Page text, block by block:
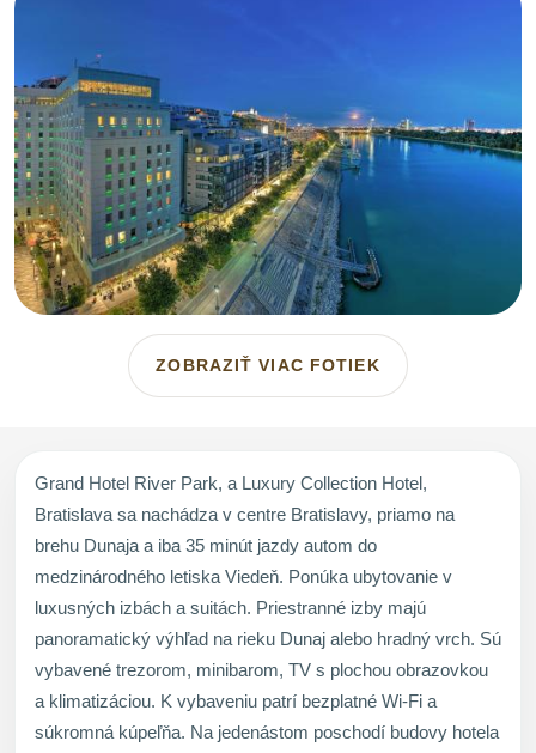
ZOBRAZIŤ VIAC FOTIEK
Grand Hotel River Park, a Luxury Collection Hotel,
Bratislava sa nachádza v centre Bratislavy, priamo na
brehu Dunaja a iba 35 minút jazdy autom do
medzinárodného letiska Viedeň. Ponúka ubytovanie v
luxusných izbách a suitách. Priestranné izby majú
panoramatický výhľad na rieku Dunaj alebo hradný vrch. Sú
vybavené trezorom, minibarom, TV s plochou obrazovkou
a klimatizáciou. K vybaveniu patrí bezplatné Wi-Fi a
súkromná kúpeľňa. Na jedenástom poschodí budovy hotela